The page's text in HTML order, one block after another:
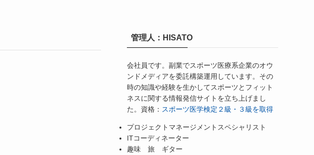
管理人：HISATO
会社員です。副業でスポーツ医療系企業のオウ
ンドメディアを委託構築運用しています。その
時の知識や経験を生かしてスポーツとフィット
ネスに関する情報発信サイトを立ち上げまし
た。資格： スポーツ医学検定２級・３級を取得
プロジェクトマネージメントスペシャリスト
ITコーディネーター
趣味 旅 ギター